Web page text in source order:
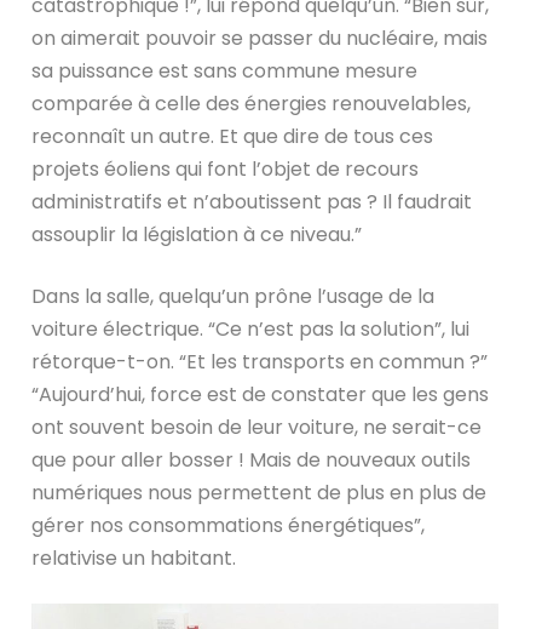
on aimerait pouvoir se passer du nucléaire, mais
sa puissance est sans commune mesure
comparée à celle des énergies renouvelables,
reconnaît un autre. Et que dire de tous ces
projets éoliens qui font l’objet de recours
administratifs et n’aboutissent pas ? Il faudrait
assouplir la législation à ce niveau.”
Dans la salle, quelqu’un prône l’usage de la
voiture électrique. “Ce n’est pas la solution”, lui
rétorque-t-on. “Et les transports en commun ?”
“Aujourd’hui, force est de constater que les gens
ont souvent besoin de leur voiture, ne serait-ce
que pour aller bosser ! Mais de nouveaux outils
numériques nous permettent de plus en plus de
gérer nos consommations énergétiques”,
relativise un habitant.